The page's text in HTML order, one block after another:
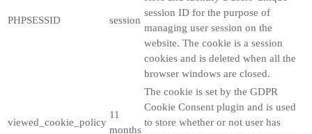
PHPSESSID session
session ID for the purpose of
managing user session on the
website. The cookie is a session
cookies and is deleted when all the
browser windows are closed.
viewed_cookie_policy
11
months
The cookie is set by the GDPR
Cookie Consent plugin and is used
to store whether or not user has